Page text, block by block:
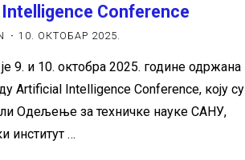
Conference
10. ОКТОБАР 2025.
9. и 10. октобра 2025. године одржана
Artificial Intelligence Conference, коју су
Одељење за техничке науке САНУ,
институт …